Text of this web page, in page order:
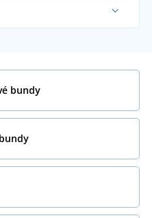
či koncovým zákazníkom
bundy